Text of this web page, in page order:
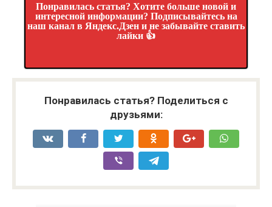
Понравилась статья? Хотите больше новой и
интересной информации? Подписывайтесь на
наш канал в Яндекс.Дзен и не забывайте ставить
лайки 👍
Понравилась статья? Поделиться с
друзьями: